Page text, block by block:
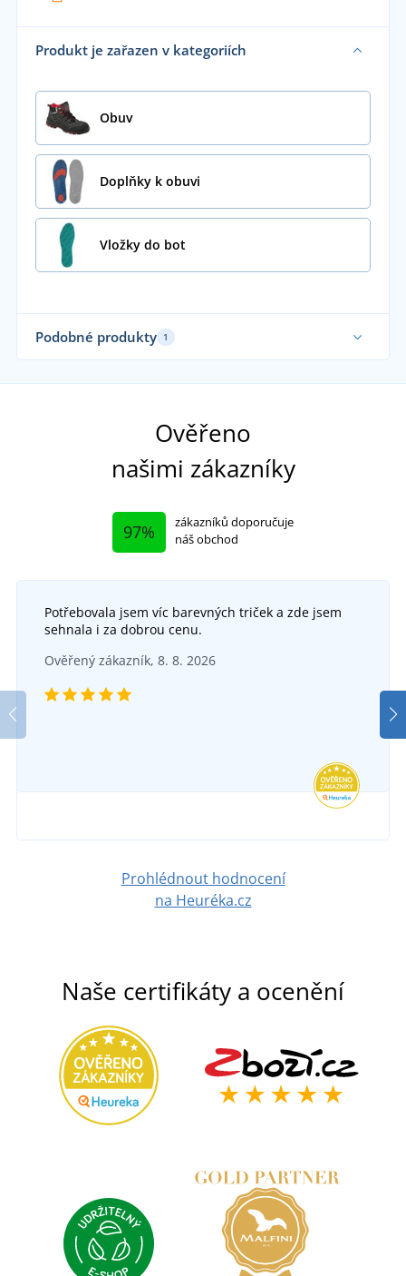
Produkt je zařazen v kategoriích
Obuv
Doplňky k obuvi
Vložky do bot
Podobné produkty 1
Zimní vložky do bot Alu Alaska
Ověřeno
našimi zákazníky
97%
zákazníků doporučuje
náš obchod
Potřebovala jsem víc barevných triček a zde jsem
sehnala i za dobrou cenu.
Ověřený zákazník, 8. 8. 2026
Prohlédnout hodnocení
na Heuréka.cz
Naše certifikáty a ocenění